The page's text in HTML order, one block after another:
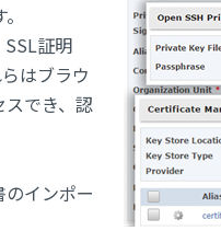
SSL証明
はブラウ
でき、認
インポー